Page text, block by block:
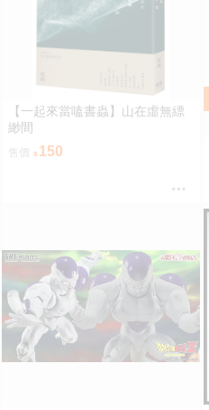
【一起來當嗑書蟲】山在虛無縹
緲間
售價 150